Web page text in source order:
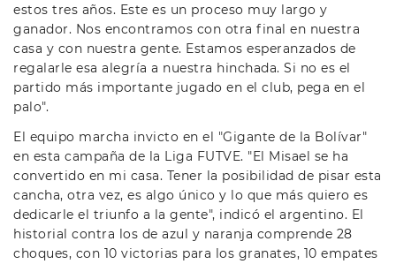
estos tres años. Este es un proceso muy largo y
ganador. Nos encontramos con otra final en nuestra
casa y con nuestra gente. Estamos esperanzados de
regalarle esa alegría a nuestra hinchada. Si no es el
partido más importante jugado en el club, pega en el
palo".
El equipo marcha invicto en el "Gigante de la Bolívar"
en esta campaña de la Liga FUTVE. "El Misael se ha
convertido en mi casa. Tener la posibilidad de pisar esta
cancha, otra vez, es algo único y lo que más quiero es
dedicarle el triunfo a la gente", indicó el argentino. El
historial contra los de azul y naranja comprende 28
choques, con 10 victorias para los granates, 10 empates